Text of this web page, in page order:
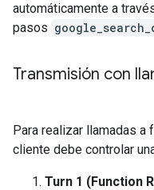
automáticamente a
pasos
Transmisión con
Para realizar llamadas a
cliente debe controlar
Turn 1 (Function